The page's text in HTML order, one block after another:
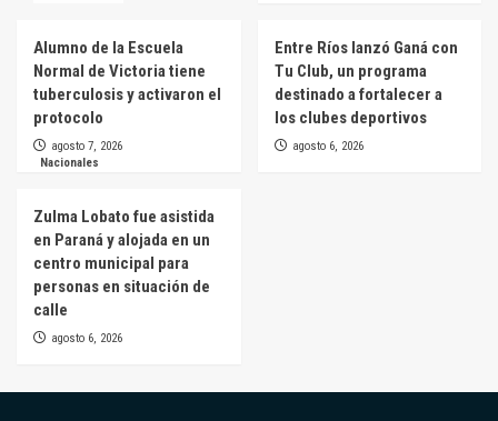
Alumno de la Escuela
Normal de Victoria tiene
tuberculosis y activaron el
protocolo
agosto 7, 2026
Entre Ríos lanzó Ganá con
Tu Club, un programa
destinado a fortalecer a
los clubes deportivos
agosto 6, 2026
Nacionales
Zulma Lobato fue asistida
en Paraná y alojada en un
centro municipal para
personas en situación de
calle
agosto 6, 2026